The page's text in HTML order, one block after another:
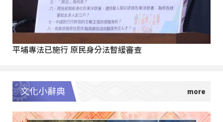
平埔專法已施行 原民身分法暫緩審查
文化小辭典